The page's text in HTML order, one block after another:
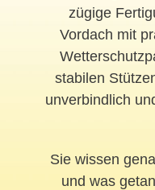
zügige
Vordach mit
stabilen
unverbindlich
Sie wissen
und was